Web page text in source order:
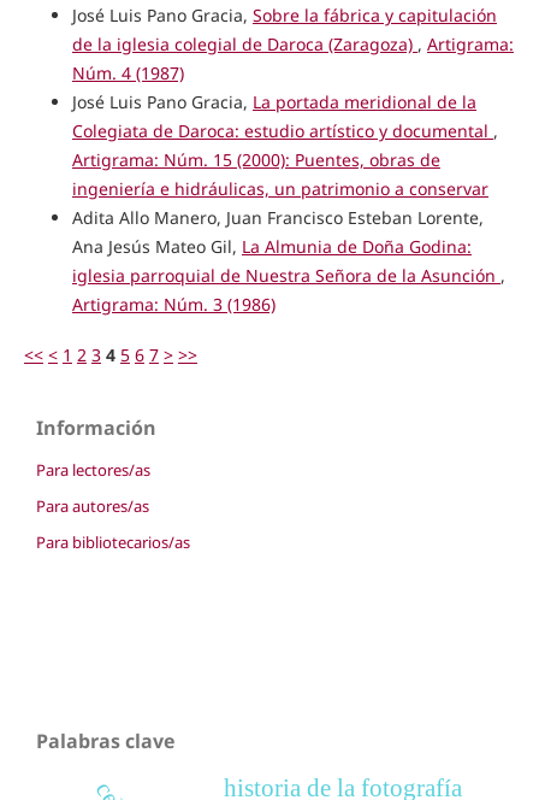
José Luis Pano Gracia, Sobre la fábrica y capitulación
de la iglesia colegial de Daroca (Zaragoza) , Artigrama:
Núm. 4 (1987)
José Luis Pano Gracia, La portada meridional de la
Colegiata de Daroca: estudio artístico y documental ,
Artigrama: Núm. 15 (2000): Puentes, obras de
ingeniería e hidráulicas, un patrimonio a conservar
Adita Allo Manero, Juan Francisco Esteban Lorente,
Ana Jesús Mateo Gil, La Almunia de Doña Godina:
iglesia parroquial de Nuestra Señora de la Asunción ,
Artigrama: Núm. 3 (1986)
<< < 1 2 3 4 5 6 7 > >>
Información
Para lectores/as
Para autores/as
Para bibliotecarios/as
Palabras clave
historia de la fotografía